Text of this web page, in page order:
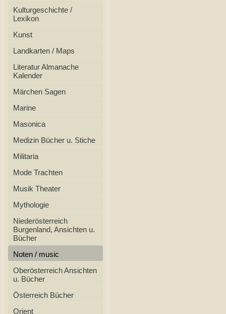
Kulturgeschichte /
Lexikon
Kunst
Landkarten / Maps
Literatur Almanache
Kalender
Märchen Sagen
Marine
Masonica
Medizin Bücher u. Stiche
Militaria
Mode Trachten
Musik Theater
Mythologie
Niederösterreich
Burgenland, Ansichten u.
Bücher
Noten / music
Oberösterreich Ansichten
u. Bücher
Österreich Bücher
Orient